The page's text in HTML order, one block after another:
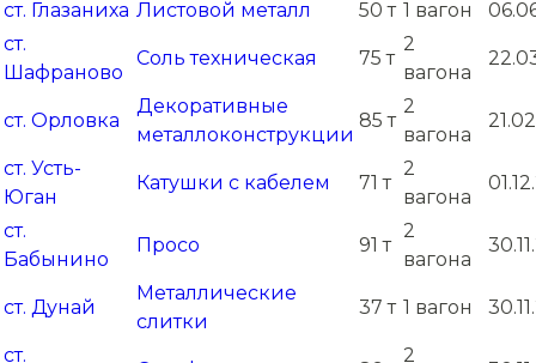
ст. Глазаниха Листовой металл 50 т 1 вагон
ст.
Шафраново
Соль техническая 75 т
2
вагона
ст. Орловка
Декоративные
металлоконструкции
85 т
2
вагона
ст. Усть-
Юган
Катушки с кабелем 71 т
2
вагона
ст.
Бабынино
Просо 91 т
2
вагона
ст. Дунай
Металлические
слитки
37 т 1 вагон
ст.
2